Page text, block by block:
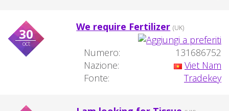
30
oct
We require Fertilizer (UK)
Numero:
131686752
Nazione:
Viet Nam
Fonte:
Tradekey